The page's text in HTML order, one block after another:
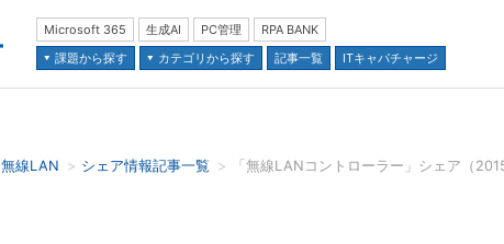
Microsoft 365 生成AI PC管理
RPA BANK
課題から探す
カテゴリから探す 記事一覧 ITキャパチャージ
並び順：
無線LAN シェア情報記事一覧 「無線LANコントローラー」シェア（